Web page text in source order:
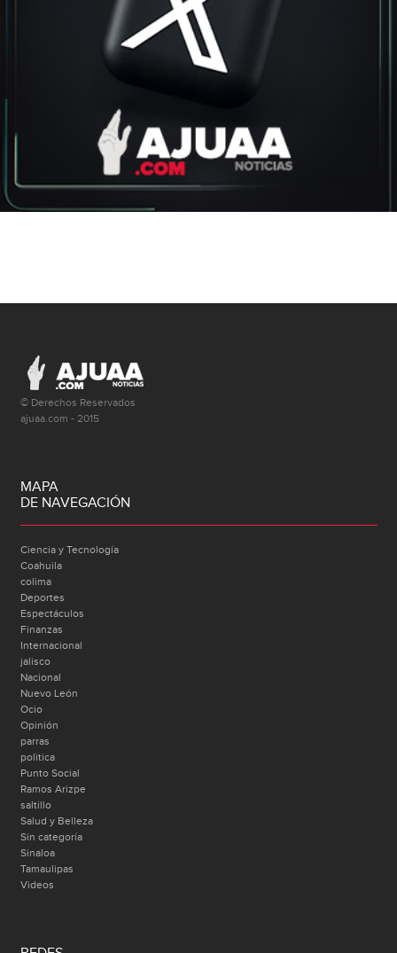
© Derechos Reservados
ajuaa.com - 2015
MAPA
DE NAVEGACIÓN
Ciencia y Tecnología
Coahuila
colima
Deportes
Espectáculos
Finanzas
Internacional
jalisco
Nacional
Nuevo León
Ocio
Opinión
parras
politica
Punto Social
Ramos Arizpe
saltillo
Salud y Belleza
Sin categoría
Sinaloa
Tamaulipas
Videos